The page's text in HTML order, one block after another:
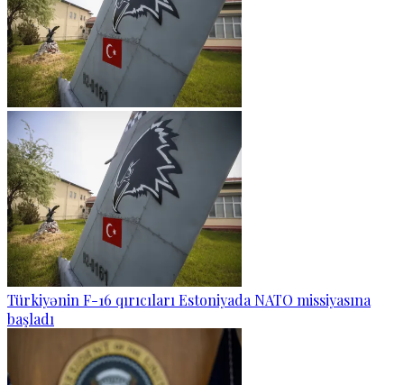
Türkiyənin F-16 qırıcıları Estoniyada NATO missiyasına
başladı